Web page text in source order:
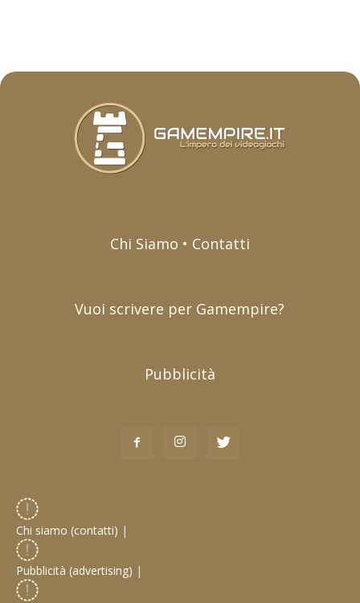
Chi Siamo • Contatti
Vuoi scrivere per Gamempire?
Pubblicità
Chi siamo (contatti) |
Pubblicità (advertising) |